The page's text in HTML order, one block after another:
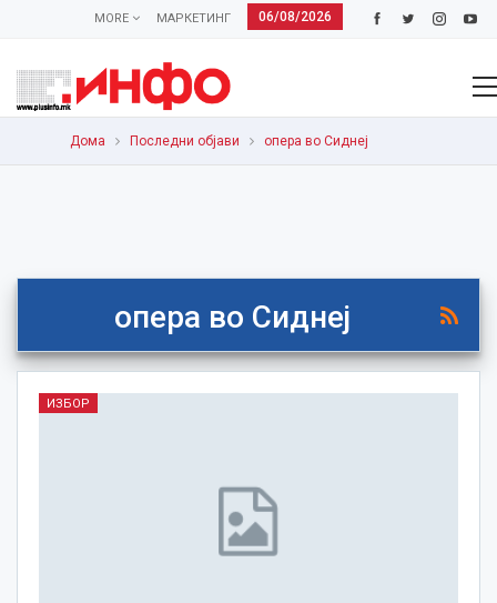
06/08/2026
МАРКЕТИНГ
MORE
Дома Последни објави опера во Сиднеј
опера во Сиднеј
ИЗБОР